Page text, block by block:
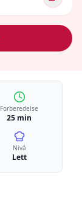
Forberedelse
25 min
Nivå
Lett